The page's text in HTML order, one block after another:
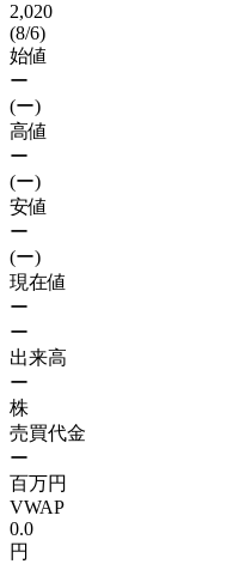
2,020
(8/6)
始値
ー
(ー)
高値
ー
(ー)
安値
ー
(ー)
現在値
ー
ー
出来高
ー
株
売買代金
ー
百万円
VWAP
0.0
円